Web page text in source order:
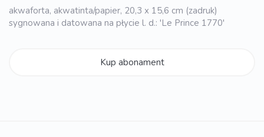
akwaforta, akwatinta/papier, 20,3 x 15,6 cm (zadruk)
sygnowana i datowana na płycie l. d.: 'Le Prince 1770'
Kup abonament